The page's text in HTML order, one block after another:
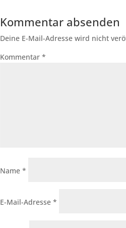
Kommentar absenden
Deine E-Mail-Adresse wird nicht
Kommentar*
Name*
E-Mail-Adresse*